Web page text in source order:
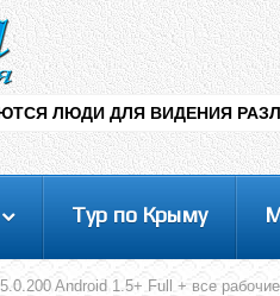
ВИДЕНИЯ РАЗЛИЧНЫХ
Тур по Крыму
Android 1.5+ Full + все